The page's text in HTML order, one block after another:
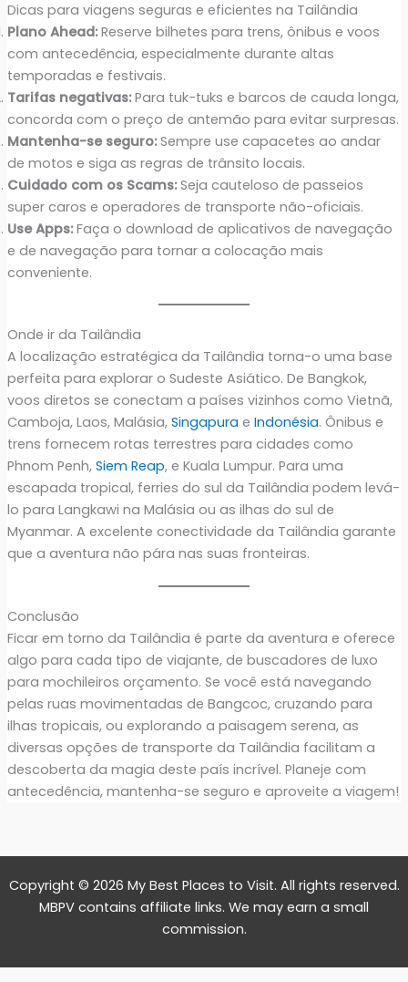
Dicas para viagens seguras e eficientes na Tailândia
Plano Ahead:Reserve bilhetes para trens, ônibus e voos
com antecedência, especialmente durante altas
temporadas e festivais.
Tarifas negativas:Para tuk-tuks e barcos de cauda longa,
concorda com o preço de antemão para evitar surpresas.
Mantenha-se seguro:Sempre use capacetes ao andar
de motos e siga as regras de trânsito locais.
Cuidado com os Scams:Seja cauteloso de passeios
super caros e operadores de transporte não-oficiais.
Use Apps:Faça o download de aplicativos de navegação
e de navegação para tornar a colocação mais
conveniente.
Onde ir da Tailândia
A localização estratégica da Tailândia torna-o uma base
perfeita para explorar o Sudeste Asiático. De Bangkok,
voos diretos se conectam a países vizinhos como Vietnã,
Camboja, Laos, Malásia, Singapura e Indonésia. Ônibus e
trens fornecem rotas terrestres para cidades como
Phnom Penh, Siem Reap, e Kuala Lumpur. Para uma
escapada tropical, ferries do sul da Tailândia podem levá-
lo para Langkawi na Malásia ou as ilhas do sul de
Myanmar. A excelente conectividade da Tailândia garante
que a aventura não pára nas suas fronteiras.
Conclusão
Ficar em torno da Tailândia é parte da aventura e oferece
algo para cada tipo de viajante, de buscadores de luxo
para mochileiros orçamento. Se você está navegando
pelas ruas movimentadas de Bangcoc, cruzando para
ilhas tropicais, ou explorando a paisagem serena, as
diversas opções de transporte da Tailândia facilitam a
descoberta da magia deste país incrível. Planeje com
antecedência, mantenha-se seguro e aproveite a viagem!
Copyright © 2026 My Best Places to Visit. All rights reserved.
MBPV contains affiliate links. We may earn a small
commission.